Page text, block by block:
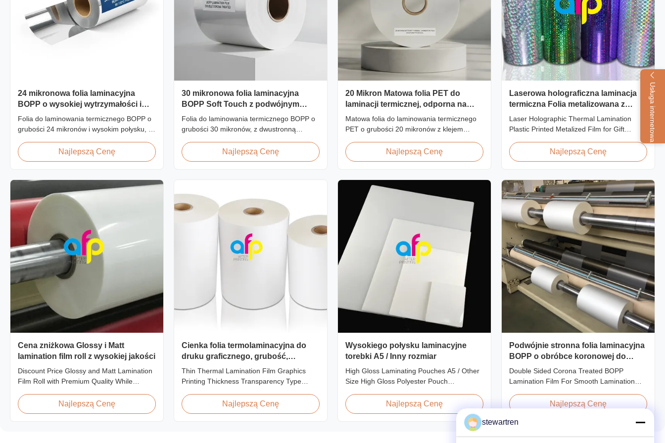
Usługa internetowa
24 mikronowa folia laminacyjna
BOPP o wysokiej wytrzymałości i
połysku, do post-press w
temperaturze 80-120C
Folia do laminowania termicznego BOPP o
grubości 24 mikronów i wysokim połysku, o
zakresie temperatur roboczych 80–120°C i
prędkości laminowania 60 m/min,
w komercyjnych środowiskach druku.
Najlepszą Cenę
30 mikronowa folia laminacyjna
BOPP Soft Touch z podwójnym
traktowaniem koronowym
Folia do laminowania termicznego BOPP o
grubości 30 mikronów, z dwustronną
wykończeniem, idealna do wysokiej jakości
albumów fotograficznych, ksiąg ślubnych i
Najlepszą Cenę
20 Mikron Matowa folia PET do
laminacji termicznej, odporna na
wilgoć, z EVA
Matowa folia do laminowania termicznego
PET o grubości 20 mikronów z klejem
odpowiednia do laminowania opakowań
elastycznych z prędkością do 60 m/min.
Najlepszą Cenę
Laserowa holograficzna laminacja
termiczna Folia metalizowana z
nadrukiem z tworzywa sztucznego
do pakowania prezentów
Laser Holographic Thermal Lamination
Plastic Printed Metalized Film for Gift
Packaging Product Overview Gift Packaging
Film Laser Holographic Thermal Lamination
Plastic Printed Metalized Film offers a broad
laser holographic lamination film makes
packaging ...
Najlepszą Cenę
Cena zniżkowa Glossy i Matt
lamination film roll z wysokiej jakości
Discount Price Glossy and Matt Lamination
Film Roll with Premium Quality While
matte lamination film rolls, we maintain
premium quality with the utmost sincerity.
Najlepszą Cenę
Cienka folia termolaminacyjna do
druku graficznego, grubość,
przezroczystość, typ
Thin Thermal Lamination Film Graphics
Printing Thickness Transparency Type
thermal lamination film designed for printing
graphics laminating thickness applications.
Najlepszą Cenę
Wysokiego połysku laminacyjne
torebki A5 / Inny rozmiar
High Gloss Laminating Pouches A5 / Other
Size High Gloss Polyester Pouch
A2/A3/A4/A5/A6/A7/A8/B4/B5 Specifications
Popular Thickness Popular Size Application
54mm * 86mm | 2.13" * 3.39" Credit Card
Najlepszą Cenę
Podwójnie stronna folia laminacyjna
BOPP o obróbce koronowej do
gładkiej laminacji
Double Sided Corona Treated BOPP
Lamination Film For Smooth Lamination
Films are manufactured using Multiple
finish and excellent adhesion to printed
Najlepszą Cenę
stewartren